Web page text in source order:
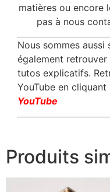
matières ou encore
pas à nous
Nous sommes aussi
également
tutos explicatifs.
YouTube en cliquant
YouTube
Produits